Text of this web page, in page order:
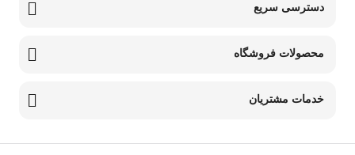
دسترسی سریع
محصولات فروشگاه
خدمات مشتریان